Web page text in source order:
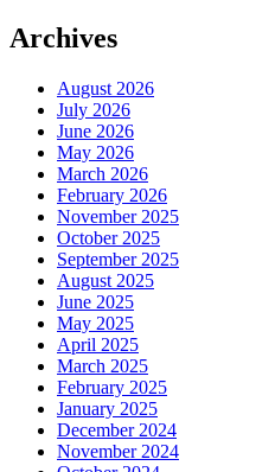
Archives
August 2026
July 2026
June 2026
May 2026
March 2026
February 2026
November 2025
October 2025
September 2025
August 2025
June 2025
May 2025
April 2025
March 2025
February 2025
January 2025
December 2024
November 2024